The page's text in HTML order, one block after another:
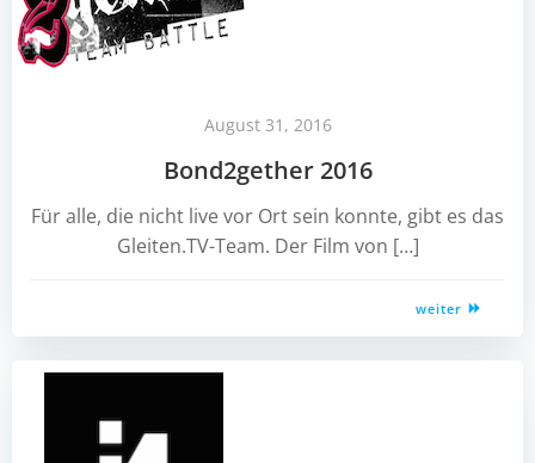
August 31, 2016
Bond2gether 2016
Für alle, die nicht live vor Ort sein konnte, gibt es das
Gleiten.TV-Team. Der Film von […]
weiter